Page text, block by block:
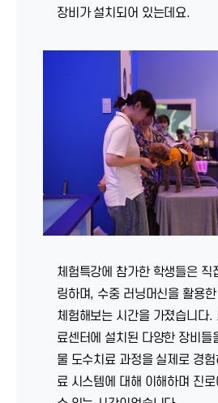
장비가 설치되어 있는데요.
체험특강에 참가한 학생들은 직
링하며, 수중 러닝머신을 활용
체험해보는 시간을 가졌습니다.
료센터에 설치된 다양한 장비들
물 도수치료 과정을 실제로 경
료 시스템에 대해 이해하며 진